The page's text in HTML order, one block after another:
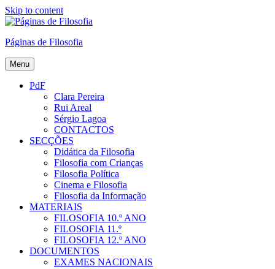
Skip to content
Páginas de Filosofia
Menu
PdF
Clara Pereira
Rui Areal
Sérgio Lagoa
CONTACTOS
SECÇÕES
Didática da Filosofia
Filosofia com Crianças
Filosofia Política
Cinema e Filosofia
Filosofia da Informação
MATERIAIS
FILOSOFIA 10.º ANO
FILOSOFIA 11.º
FILOSOFIA 12.º ANO
DOCUMENTOS
EXAMES NACIONAIS